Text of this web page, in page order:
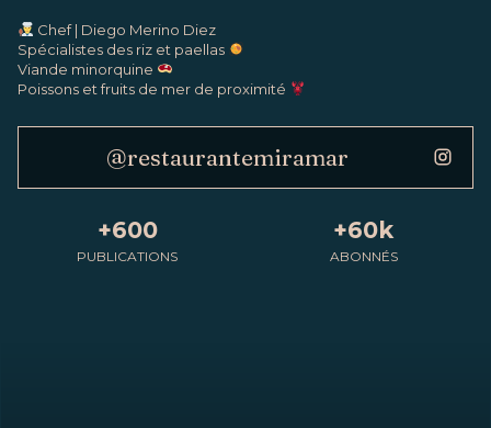
Chef | Diego Merino Diez
Spécialistes des riz et paellas
Viande minorquine
Poissons et fruits de mer de proximité
@restaurantemiramar
+600
PUBLICATIONS
+60k
ABONNÉS